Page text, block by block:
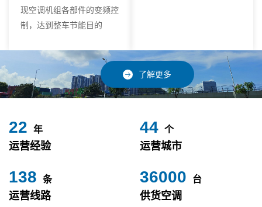
现空调机组各部件的变频控
制，达到整车节能目的
了解更多
24 年
运营经验
49 个
运营城市
153 条
运营线路
40000 台
供货空调